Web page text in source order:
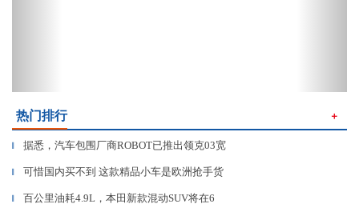
热门排行 ＋
▎ 据悉，汽车包围厂商ROBOT已推出领克03宽
▎ 可惜国内买不到 这款精品小车是欧洲抢手货
▎ 百公里油耗4.9L，本田新款混动SUV将在6